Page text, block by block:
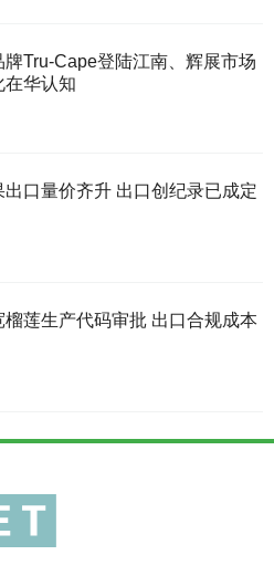
牌Tru-Cape登陆江南、辉展市场
在华认知
齐升 出口创纪录已成定
产代码审批 出口合规成本